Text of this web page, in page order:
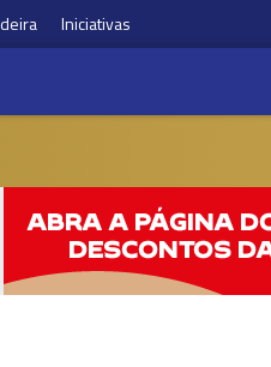
Iniciativas